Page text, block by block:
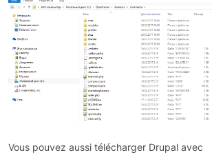
Vous pouvez aussi télécharger Drupal avec